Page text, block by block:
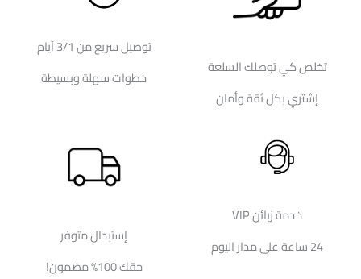
تخلص كي توصلك السلعة
إشتري بكل ثقة وأمان
توصيل سريع من 3/1 أيام
خطوات سهلة وبسيطة
خدمة زبائن VIP
24 ساعة على مدار اليوم
إستبدال متوفر
حقك 100% مضمون!